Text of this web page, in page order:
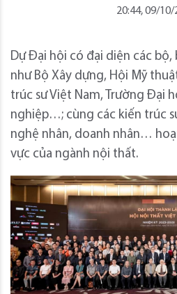
20:44, 09/10/
Dự Đại hội có đại diện các bộ,
như Bộ Xây dựng, Hội Mỹ
trúc sư Việt Nam, Trường Đại
nghiệp…; cùng các kiến trúc
nghệ nhân, doanh nhân…
vực của ngành nội thất.